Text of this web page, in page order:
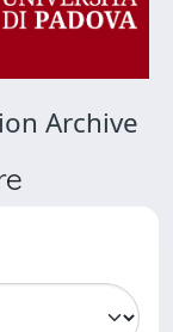
Archive